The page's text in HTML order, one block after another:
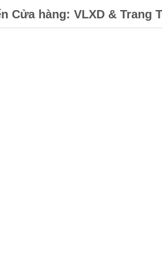
Cửa hàng: VLXD & Trang